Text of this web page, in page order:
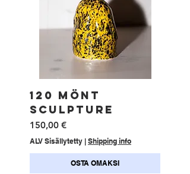
120 MÖNT
SCULPTURE
Hinta
150,00 €
ALV Sisällytetty | Shipping info
OSTA OMAKSI